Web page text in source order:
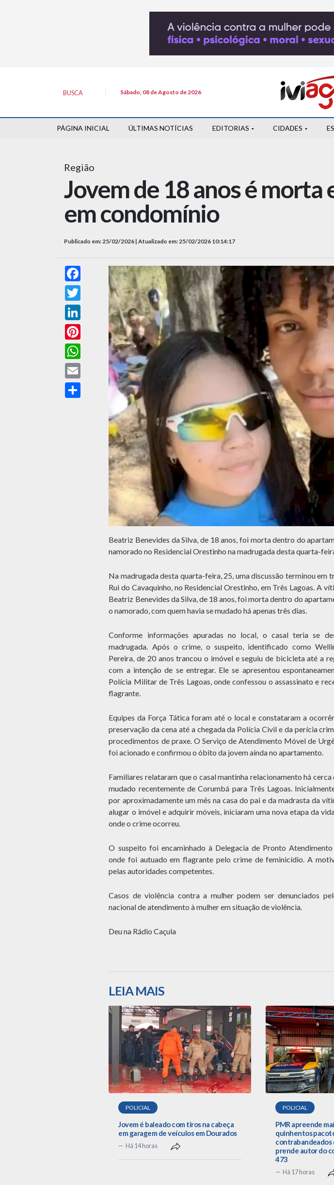
BUSCA Sábado, 08 de Agosto de 2026
PÁGINA INICIAL ÚLTIMAS NOTÍCIAS EDITORIAS CIDADES
Região
Jovem de 18 anos é morta
em condomínio
Publicado em: 25/02/2026 | Atualizado em: 25/02/2026 10:14:17
Facebook
LinkedIn
Pinterest
WhatsApp
Compartilhar
Beatriz Benevides da Silva, de 18 anos, foi morta dentro do
namorado no Residencial Orestinho na madrugada desta quarta-
Na madrugada desta quarta-feira, 25, uma discussão terminou em
Rui do Cavaquinho, no Residencial Orestinho, em Três Lagoas. A
Beatriz Benevides da Silva, de 18 anos, foi morta dentro do
o namorado, com quem havia se mudado há apenas três dias.
Conforme informações apuradas no local, o casal teria se
madrugada. Após o crime, o suspeito, identificado como
Pereira, de 20 anos trancou o imóvel e seguiu de bicicleta até a
com a intenção de se entregar. Ele se apresentou
Polícia Militar de Três Lagoas, onde confessou o assassinato e
flagrante.
Equipes da Força Tática foram até o local e constataram a
preservação da cena até a chegada da Polícia Civil e da perícia
procedimentos de praxe. O Serviço de Atendimento Móvel de
foi acionado e confirmou o óbito da jovem ainda no apartamento.
Familiares relataram que o casal mantinha relacionamento há cerca
mudado recentemente de Corumbá para Três Lagoas.
por aproximadamente um mês na casa do pai e da madrasta da
alugar o imóvel e adquirir móveis, iniciaram uma nova etapa da
onde o crime ocorreu.
O suspeito foi encaminhado à Delegacia de Pronto
onde foi autuado em flagrante pelo crime de feminicídio. A
pelas autoridades competentes.
Casos de violência contra a mulher podem ser denunciados
nacional de atendimento à mulher em situação de violência.
Deu na Rádio Caçula
LEIA MAIS
POLICIAL
Jovem é baleado com tiros na cabeça
em garagem de veículos em Dourados
Há 14 horas
POLICIAL
PMR apreende
quinhentos
contrabandeados
prende autor do
473
Há 17 horas